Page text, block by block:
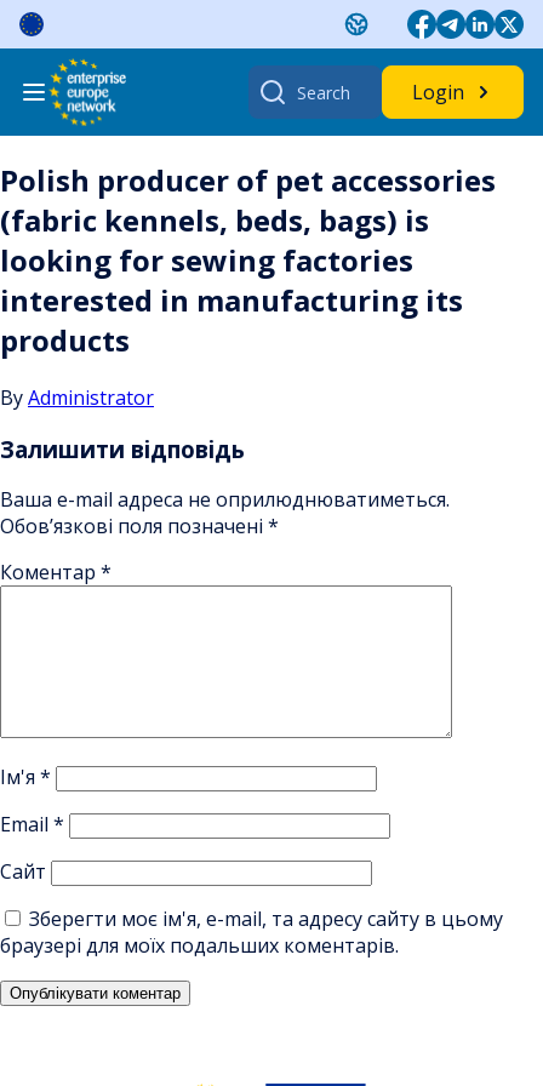
Skip
content
Search
for:
Login
Polish producer of pet accessories
(fabric kennels, beds, bags) is
looking for sewing factories
interested in manufacturing its
products
ByAdministrator
Залишити відповідь
Ваша e-mail адреса не оприлюднюватиметься.
Обов’язкові поля позначені *
Коментар *
Ім'я *
Email *
Сайт
Зберегти моє ім'я, e-mail, та адресу сайту в цьому
браузері для моїх подальших коментарів.